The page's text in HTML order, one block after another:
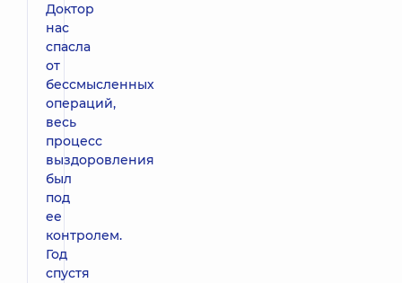
Доктор
нас
спасла
от
бессмысленных
операций,
весь
процесс
выздоровления
был
под
ее
контролем.
Год
спустя